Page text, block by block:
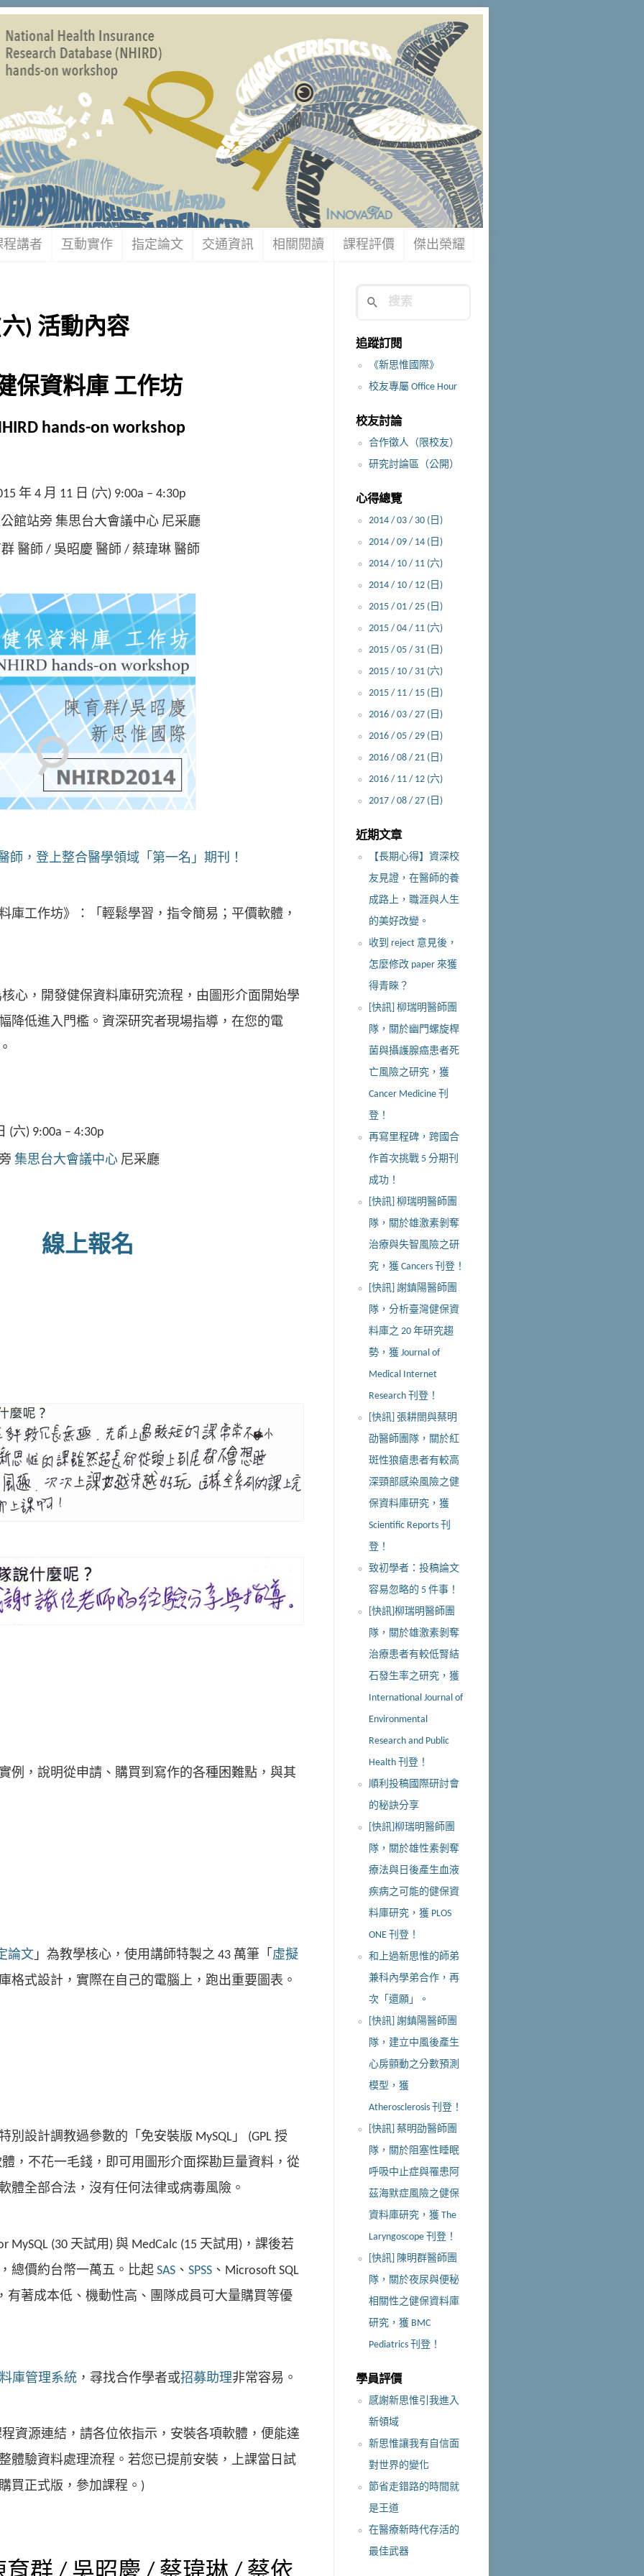
程講者 互動實作 指定論文 交通資訊 相關閱讀 課程評價 傑出榮耀
) 活動內容
保資料庫 工作坊
hands-on workshop
年 4 月 11 日 (六) 9:00a – 4:30p
館站旁 集思台大會議中心 尼采廳
醫師 / 吳昭慶 醫師 / 蔡瑋琳 醫師
師，登上整合醫學領域「第一名」期刊！
庫工作坊》：「輕鬆學習，指令簡易；平價軟體，
核心，開發健保資料庫研究流程，由圖形介面開始學
降低進入門檻。資深研究者現場指導，在您的電
(六) 9:00a – 4:30p
集思台大會議中心 尼采廳
線上報名
例，說明從申請、購買到寫作的各種困難點，與其
論文」為教學核心，使用講師特製之 43 萬筆「 虛擬
格式設計，實際在自己的電腦上，跑出重要圖表。
別設計調教過參數的「免安裝版 MySQL」 (GPL 授
，不花一毛錢，即可用圖形介面探勘巨量資料，從
體全部合法，沒有任何法律或病毒風險。
MySQL (30 天試用) 與 MedCalc (15 天試用)，課後若
總價約台幣一萬五。比起 SAS 、 SPSS 、Microsoft SQL
有著成本低、機動性高、團隊成員可大量購買等優
庫管理系統 ，尋找合作學者或招募助理非常容易。
資源連結，請各位依指示，安裝各項軟體，便能達
體驗資料處理流程。若您已提前安裝，上課當日試
買正式版，參加課程。)
追蹤訂閱
《新思惟國際》
校友專屬 Office Hour
校友討論
合作徵人（限校友）
研究討論區（公開）
心得總覽
2014 / 03 / 30 (日)
2014 / 09 / 14 (日)
2014 / 10 / 11 (六)
2014 / 10 / 12 (日)
2015 / 01 / 25 (日)
2015 / 04 / 11 (六)
2015 / 05 / 31 (日)
2015 / 10 / 31 (六)
2015 / 11 / 15 (日)
2016 / 03 / 27 (日)
2016 / 05 / 29 (日)
2016 / 08 / 21 (日)
2016 / 11 / 12 (六)
2017 / 08 / 27 (日)
近期文章
【長期心得】資深校
友見證，在醫師的養
成路上，職涯與人生
的美好改變。
收到 reject 意見後，
怎麼修改 paper 來獲
得青睞？
[快訊] 柳瑞明醫師團
隊，關於幽門螺旋桿
菌與攝護腺癌患者死
亡風險之研究，獲
Cancer Medicine 刊
登！
再寫里程碑，跨國合
作首次挑戰 5 分期刊
成功！
[快訊] 柳瑞明醫師團
隊，關於雄激素剝奪
治療與失智風險之研
究，獲 Cancers 刊登！
[快訊] 謝鎮陽醫師團
隊，分析臺灣健保資
料庫之 20 年研究趨
勢，獲 Journal of
Medical Internet
Research 刊登！
[快訊] 張耕閤與蔡明
劭醫師團隊，關於紅
斑性狼瘡患者有較高
深頸部感染風險之健
保資料庫研究，獲
Scientific Reports 刊
登！
致初學者：投稿論文
容易忽略的 5 件事！
[快訊]柳瑞明醫師團
隊，關於雄激素剝奪
治療患者有較低腎結
石發生率之研究，獲
International Journal of
Environmental
Research and Public
Health 刊登！
順利投稿國際研討會
的秘訣分享
[快訊]柳瑞明醫師團
隊，關於雄性素剝奪
療法與日後產生血液
疾病之可能的健保資
料庫研究，獲 PLOS
ONE 刊登！
和上過新思惟的師弟
兼科內學弟合作，再
次「還願」。
[快訊] 謝鎮陽醫師團
隊，建立中風後產生
心房顫動之分數預測
模型，獲
Atherosclerosis 刊登！
[快訊] 蔡明劭醫師團
隊，關於阻塞性睡眠
呼吸中止症與罹患阿
茲海默症風險之健保
資料庫研究，獲 The
Laryngoscope 刊登！
[快訊] 陳明群醫師團
隊，關於夜尿與便秘
相關性之健保資料庫
研究，獲 BMC
Pediatrics 刊登！
學員評價
感謝新思惟引我進入
新領域
新思惟讓我有自信面
對世界的變化
節省走錯路的時間就
是王道
在醫療新時代存活的
最佳武器